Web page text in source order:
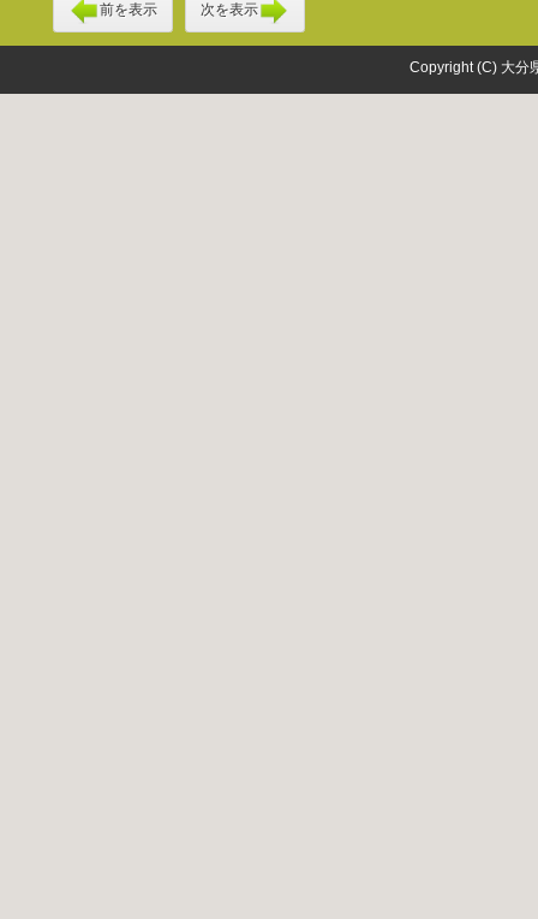
前を表示 次を表示
Copyright (C) 大分